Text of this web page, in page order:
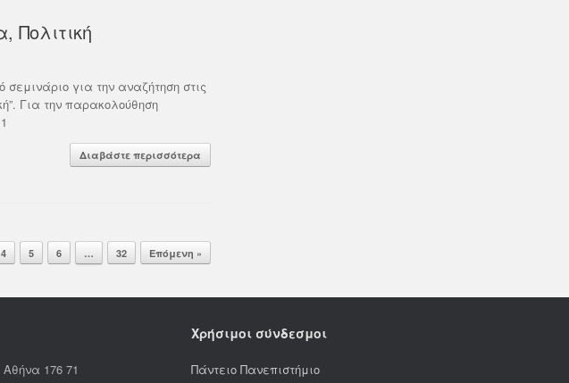
Πολιτική
για την αναζήτηση στις
Για την παρακολούθηση
Διαβάστε περισσότερα
4 5 6 … 32 Επόμενη »
176 71
Χρήσιμοι σύνδεσμοι
Πάντειο Πανεπιστήμιο